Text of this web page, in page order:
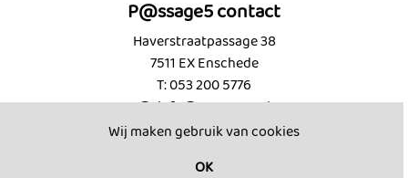
Wij maken gebruik van cookies
OK
P@ssage5 contact
Haverstraatpassage 38
7511 EX Enschede
T: 053 200 5776
@: info@passage5.nl
KVK: 89494539
Contact